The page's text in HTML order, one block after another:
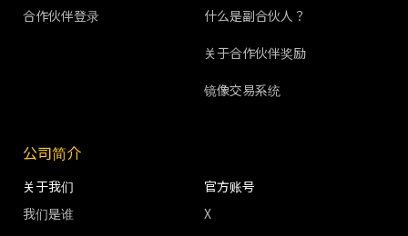
合作伙伴登录 什么是副合伙人？
关于合作伙伴奖励
镜像交易系统
公司简介
关于我们
我们是谁
官方账号
X